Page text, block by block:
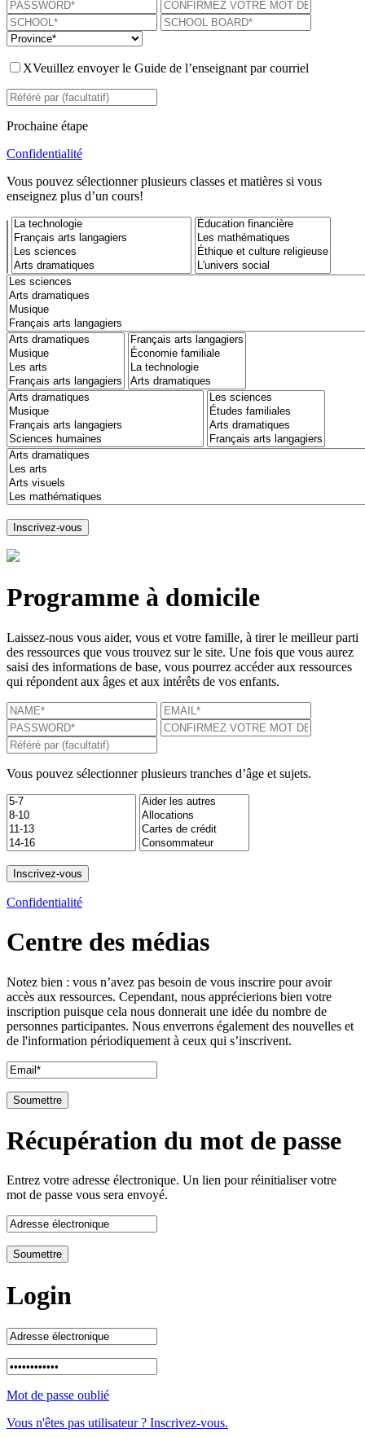
XVeuillez envoyer le Guide de l’enseignant par courriel
Prochaine étape
Confidentialité
Vous pouvez sélectionner plusieurs classes et matières si vous
enseignez plus d’un cours!
Programme à domicile
Laissez-nous vous aider, vous et votre famille, à tirer le meilleur parti
des ressources que vous trouvez sur le site. Une fois que vous aurez
saisi des informations de base, vous pourrez accéder aux ressources
qui répondent aux âges et aux intérêts de vos enfants.
Vous pouvez sélectionner plusieurs tranches d’âge et sujets.
Confidentialité
Centre des médias
Notez bien : vous n’avez pas besoin de vous inscrire pour avoir
accès aux ressources. Cependant, nous apprécierions bien votre
inscription puisque cela nous donnerait une idée du nombre de
personnes participantes. Nous enverrons également des nouvelles et
de l'information périodiquement à ceux qui s’inscrivent.
Récupération du mot de passe
Entrez votre adresse électronique. Un lien pour réinitialiser votre
mot de passe vous sera envoyé.
Login
Mot de passe oublié
Vous n'êtes pas utilisateur ? Inscrivez-vous.